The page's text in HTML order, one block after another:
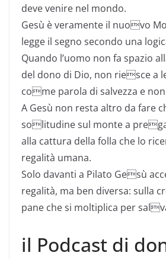
deve venire nel mondo.
Gesù è veramente il nuovo
legge il segno secondo una
Quando l’uomo non fa spazio
del dono di Dio, non riesce a
come parola di salvezza e
A Gesù non resta altro da fare
solitudine sul monte a
alla cattura della folla che lo
regalità umana.
Solo davanti a Pilato Gesù
regalità, ma ben diversa: sulla
pane che si moltiplica per
il Podcast di